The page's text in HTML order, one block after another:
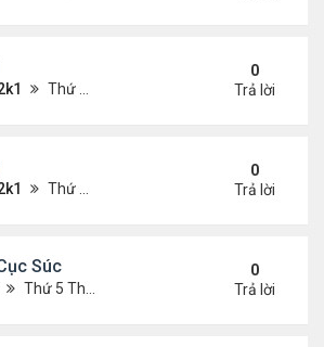
Thứ 2 Tháng 5 20, 2024 2:03 am
0
Trả lời
Thứ 6 Tháng 5 17, 2024 9:42 pm
0
Trả lời
Súc
Thứ 5 Tháng 1 19, 2023 4:42 pm
0
Trả lời